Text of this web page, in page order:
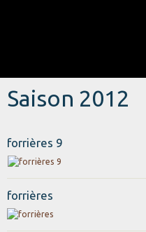
Saison 2012
forrières 9
forrières